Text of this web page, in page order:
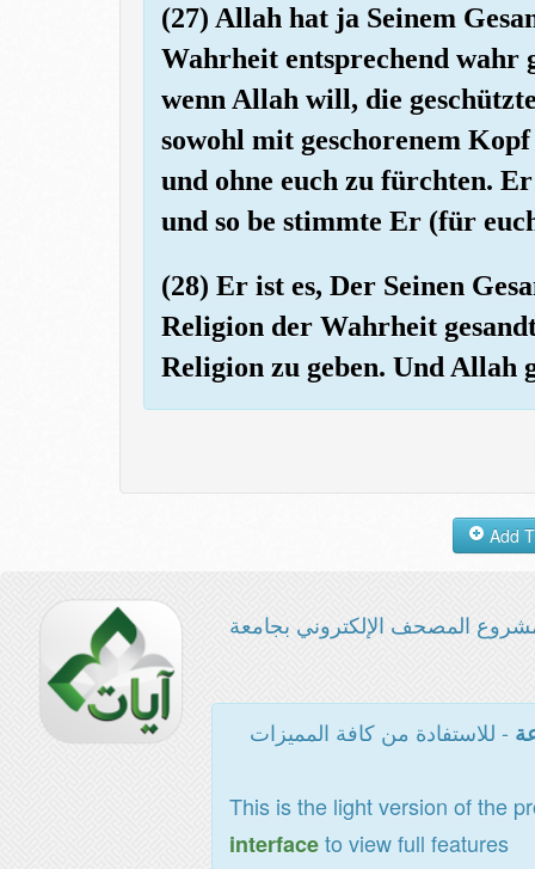
(27) Allah hat ja Seinem
Wahrheit entsprechend wahr
wenn Allah will, die
sowohl mit geschorenem
und ohne euch zu fürchten.
und so be stimmte Er (für
(28) Er ist es, Der Seinen
Religion der Wahrheit
Religion zu geben. Und Allah
المصحف الإلكتروني بجامعة
- للاستفادة من كافة المميزات
This is the light version of the
interfaceto view full features